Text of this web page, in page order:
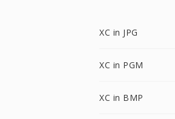
XC in JPG
XC in PGM
XC in BMP